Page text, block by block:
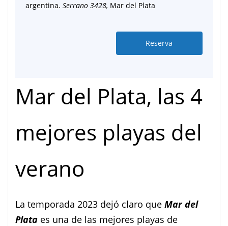
argentina. Serrano 3428, Mar del Plata
Reserva
Mar del Plata, las 4
mejores playas del
verano
La temporada 2023 dejó claro que Mar del
Plata es una de las mejores playas de